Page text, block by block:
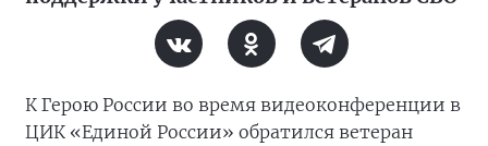
К Герою России во время видеоконференции в
ЦИК «Единой России» обратился ветеран